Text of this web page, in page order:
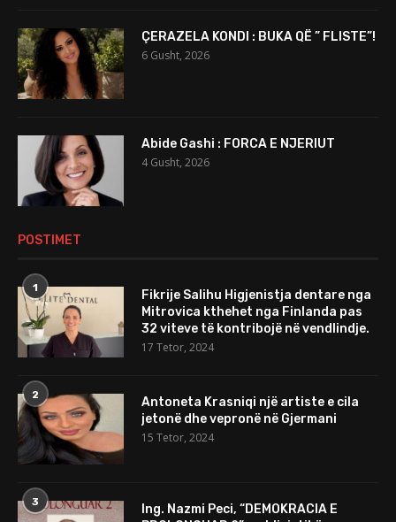
ÇERAZELA KONDI : BUKA QË ” FLISTE”!
6 Gusht, 2026
Abide Gashi : FORCA E NJERIUT
4 Gusht, 2026
POSTIMET
1
Fikrije Salihu Higjenistja dentare nga
Mitrovica kthehet nga Finlanda pas
32 viteve të kontribojë në vendlindje.
17 Tetor, 2024
2
Antoneta Krasniqi një artiste e cila
jetonë dhe vepronë në Gjermani
15 Tetor, 2024
3
Ing. Nazmi Peci, “DEMOKRACIA E